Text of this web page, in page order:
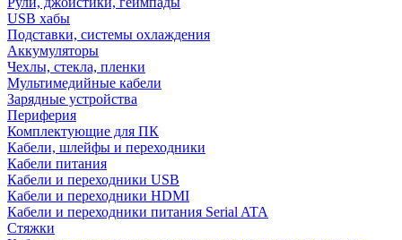
USB хабы
Подставки, системы охлаждения
Аккумуляторы
Чехлы, стекла, пленки
Мультимедийные кабели
Зарядные устройства
Периферия
Комплектующие для ПК
Кабели, шлейфы и переходники
Кабели питания
Кабели и переходники USB
Кабели и переходники HDMI
Кабели и переходники питания Serial ATA
Стяжки